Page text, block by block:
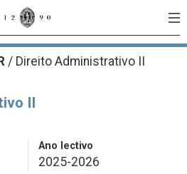
/ Direito Administrativo II
II
Ano lectivo
2025-2026